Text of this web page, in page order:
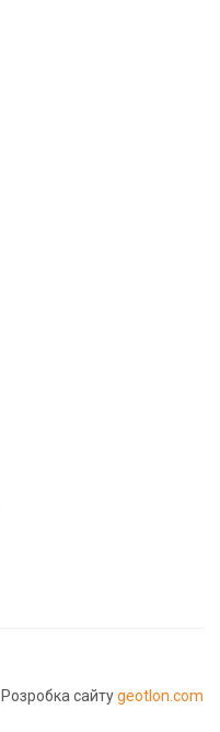
Розробка сайтуgeotlon.com